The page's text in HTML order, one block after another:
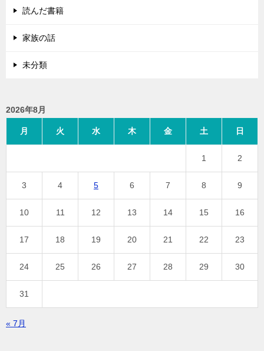
読んだ書籍
家族の話
未分類
2026年8月
月 火 水 木 金 土 日
1 2
3 4 5 6 7 8 9
10 11 12 13 14 15 16
17 18 19 20 21 22 23
24 25 26 27 28 29 30
31
« 7月